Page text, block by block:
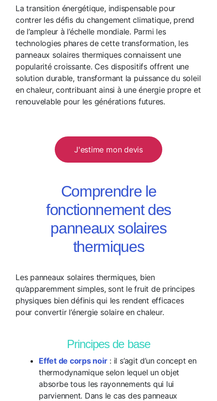
La transition énergétique, indispensable pour
contrer les défis du changement climatique, prend
de l’ampleur à l’échelle mondiale. Parmi les
technologies phares de cette transformation, les
panneaux solaires thermiques connaissent une
popularité croissante. Ces dispositifs offrent une
solution durable, transformant la puissance du soleil
en chaleur, contribuant ainsi à une énergie propre et
renouvelable pour les générations futures.
J'estime mon devis
Comprendre le
fonctionnement des
panneaux solaires
thermiques
Les panneaux solaires thermiques, bien
qu’apparemment simples, sont le fruit de principes
physiques bien définis qui les rendent efficaces
pour convertir l’énergie solaire en chaleur.
Principes de base
Effet de corps noir: il s’agit d’un concept en
thermodynamique selon lequel un objet
absorbe tous les rayonnements qui lui
parviennent. Dans le cas des panneaux